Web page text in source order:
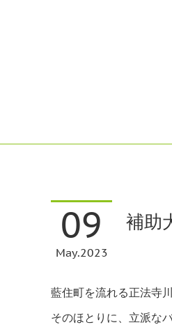
09
May 2023
補助
藍住町を流れる正法寺川
そのほとりに、立派な